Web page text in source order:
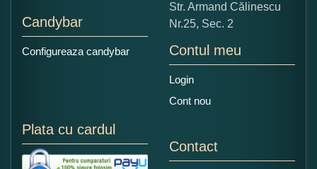
Candybar
Configureaza candybar
Str. Armand Călinescu
Nr.25, Sec. 2
Contul meu
Login
Cont nou
Plata cu cardul
Contact